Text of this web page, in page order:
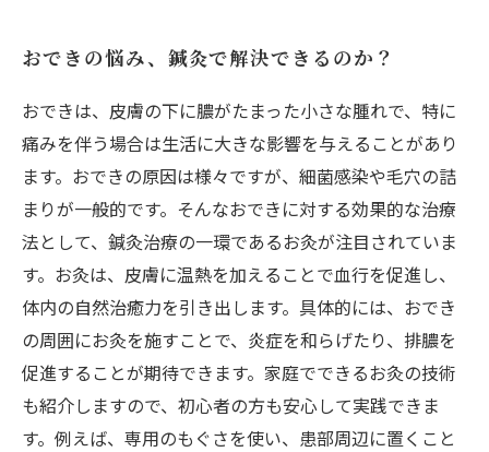
おできにお灸を使うメリットと注意点
健康な肌を取り戻そう！おできに最適なお灸治
療法まとめ
おできの悩み、鍼灸で解決できるのか？
おできは、皮膚の下に膿がたまった小さな腫れで、特に
痛みを伴う場合は生活に大きな影響を与えることがあり
ます。おできの原因は様々ですが、細菌感染や毛穴の詰
まりが一般的です。そんなおできに対する効果的な治療
法として、鍼灸治療の一環であるお灸が注目されていま
す。お灸は、皮膚に温熱を加えることで血行を促進し、
体内の自然治癒力を引き出します。具体的には、おでき
の周囲にお灸を施すことで、炎症を和らげたり、排膿を
促進することが期待できます。家庭でできるお灸の技術
も紹介しますので、初心者の方も安心して実践できま
す。例えば、専用のもぐさを使い、患部周辺に置くこと